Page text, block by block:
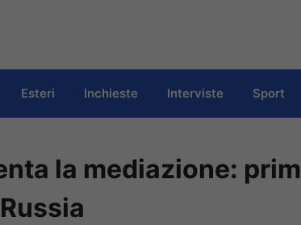
Esteri Inchieste Interviste Sport
la mediazione: